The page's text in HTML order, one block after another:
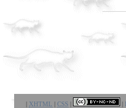
| XHTML | CSS | |